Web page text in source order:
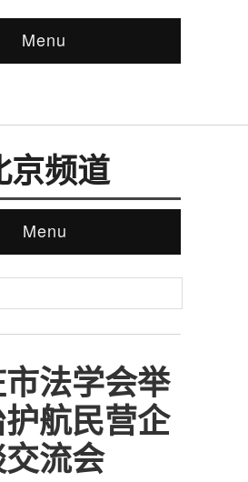
Menu
京频道
Menu
法学会举
航民营企
流会